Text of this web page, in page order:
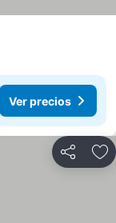
Ver precios
Compartir